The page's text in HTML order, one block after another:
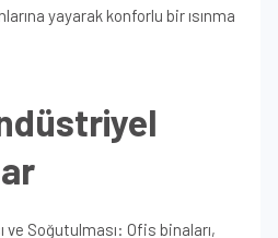
yayarak konforlu bir ısınma
ve Soğutulması: Ofis binaları,